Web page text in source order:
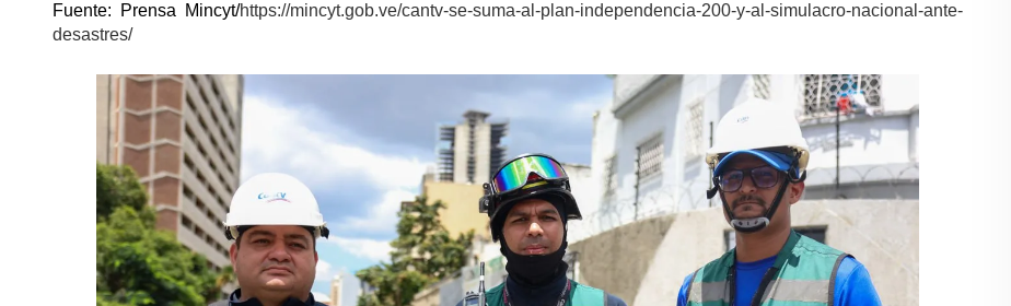
Fuente: Prensa Mincyt/https://mincyt.gob.ve/cantv-se-suma-al-plan-independencia-200-y-al-simulacro-nacional-ante-
desastres/